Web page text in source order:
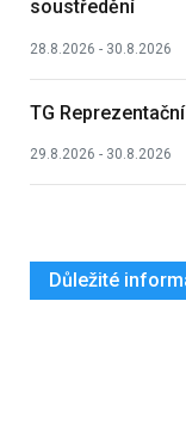
soustředění
28.8.2026 - 30.8.2026
TG
29.8.2026 - 30.8.2026
Důležité